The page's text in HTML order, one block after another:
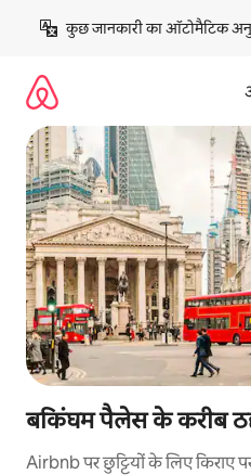
छोड़कर
कॉन्टेंट
कुछ जानकारी का ऑटोमैटिक
बकिंघम पैलेस के करीब
Airbnb पर छुट्टियों के लिए